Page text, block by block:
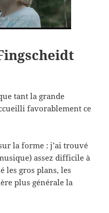
tant la grande
favorablement ce
la forme : j’ai trouvé
assez difficile à
les gros plans, les
plus générale la